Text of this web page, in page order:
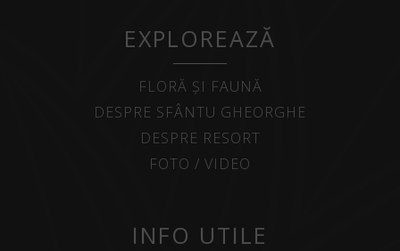
EXPLOREAZĂ
FLORĂ ȘI FAUNĂ
DESPRE SFÂNTU GHEORGHE
DESPRE RESORT
FOTO / VIDEO
INFO UTILE